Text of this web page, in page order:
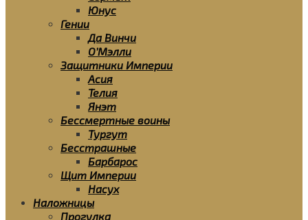
Юнус
Гении
Да Винчи
О’Мэлли
Защитники Империи
Асия
Телия
Янэт
Бессмертные воины
Тургут
Бесстрашные
Барбарос
Щит Империи
Насух
Наложницы
Прогулка